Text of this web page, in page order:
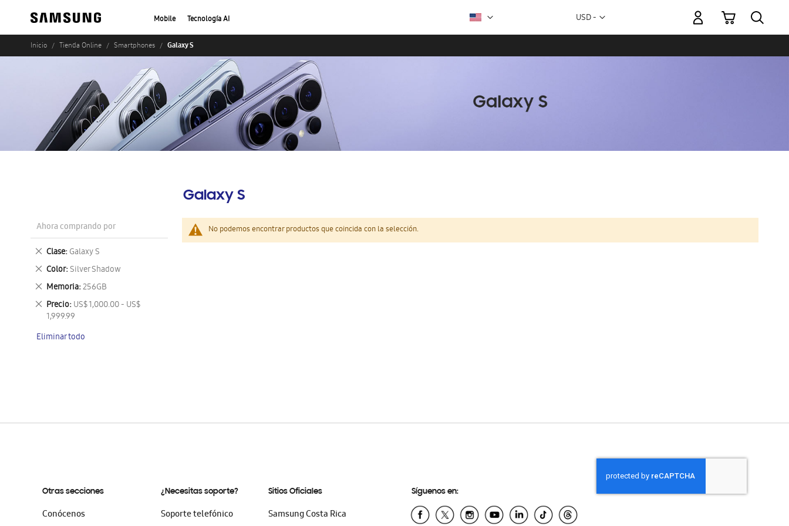
Mobile Tecnología AI Moneda
USD -
Mi carrito
Inicio Tienda Online Smartphones Galaxy S
Galaxy S
No podemos encontrar productos que coincida con la selección.
Ahora comprando por
Clase Galaxy S
Eliminar
este
artículo
Color Silver Shadow
Eliminar
este
artículo
Memoria 256GB
Eliminar
este
artículo
Precio US$ 1,000.00 - US$
1,999.99
Eliminar
este
Eliminar todo
Otras secciones
Conócenos
¿Necesitas soporte?
Soporte telefónico
Sitios Oficiales
Samsung Costa Rica
Síguenos en: